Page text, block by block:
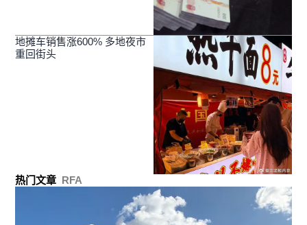
地摊车销售涨600% 多地夜市
重回街头
热门文章 RFA